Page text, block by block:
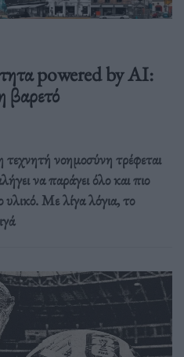
powered by AI:
βαρετό
τεχνητή νοημοσύνη τρέφεται
να παράγει όλο και πιο
υλικό. Με λίγα λόγια, το